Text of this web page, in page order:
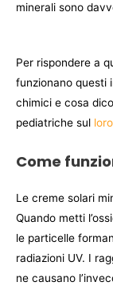
minerali sono
Per rispondere a
funzionano questi
chimici e cosa
pediatriche sul loro
Come
Le creme solari
Quando metti
le particelle
radiazioni UV. I
ne causano